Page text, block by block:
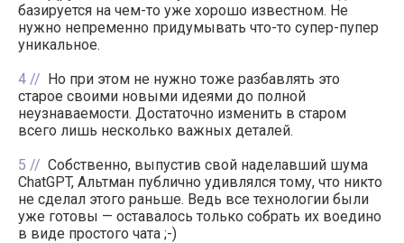
базируется на чем-то уже хорошо известном. Не
нужно непременно придумывать что-то супер-пупер
уникальное.
4
Но при этом не нужно тоже разбавлять это
старое своими новыми идеями до полной
неузнаваемости. Достаточно изменить в старом
всего лишь несколько важных деталей.
5
Собственно, выпустив свой наделавший шума
ChatGPT, Альтман публично удивлялся тому, что никто
не сделал этого раньше. Ведь все технологии были
уже готовы — оставалось только собрать их воедино
в виде простого чата ;-)